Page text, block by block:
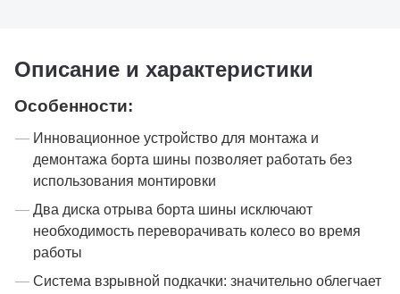
Описание и характеристики
Особенности:
Инновационное устройство для монтажа и
демонтажа борта шины позволяет работать без
использования монтировки
Два диска отрыва борта шины исключают
необходимость переворачивать колесо во время
работы
Система взрывной подкачки: значительно облегчает